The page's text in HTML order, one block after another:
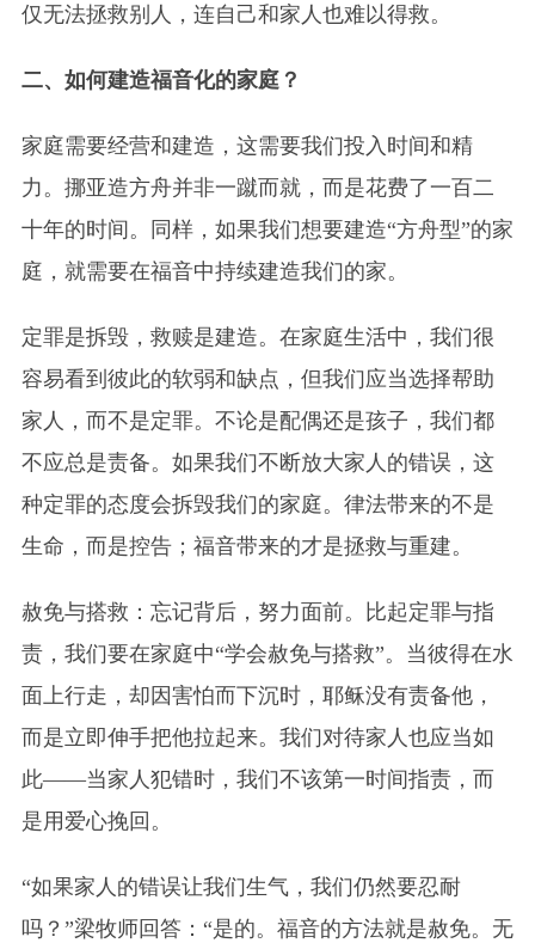
仅无法拯救别人，连自己和家人也难以得救。
二、如何建造福音化的家庭？
家庭需要经营和建造，这需要我们投入时间和精
力。挪亚造方舟并非一蹴而就，而是花费了一百二
十年的时间。同样，如果我们想要建造“方舟型”的家
庭，就需要在福音中持续建造我们的家。
定罪是拆毁，救赎是建造。在家庭生活中，我们很
容易看到彼此的软弱和缺点，但我们应当选择帮助
家人，而不是定罪。不论是配偶还是孩子，我们都
不应总是责备。如果我们不断放大家人的错误，这
种定罪的态度会拆毁我们的家庭。律法带来的不是
生命，而是控告；福音带来的才是拯救与重建。
赦免与搭救：忘记背后，努力面前。比起定罪与指
责，我们要在家庭中“学会赦免与搭救”。当彼得在水
面上行走，却因害怕而下沉时，耶稣没有责备他，
而是立即伸手把他拉起来。我们对待家人也应当如
此——当家人犯错时，我们不该第一时间指责，而
是用爱心挽回。
“如果家人的错误让我们生气，我们仍然要忍耐
吗？”梁牧师回答：“是的。福音的方法就是赦免。无